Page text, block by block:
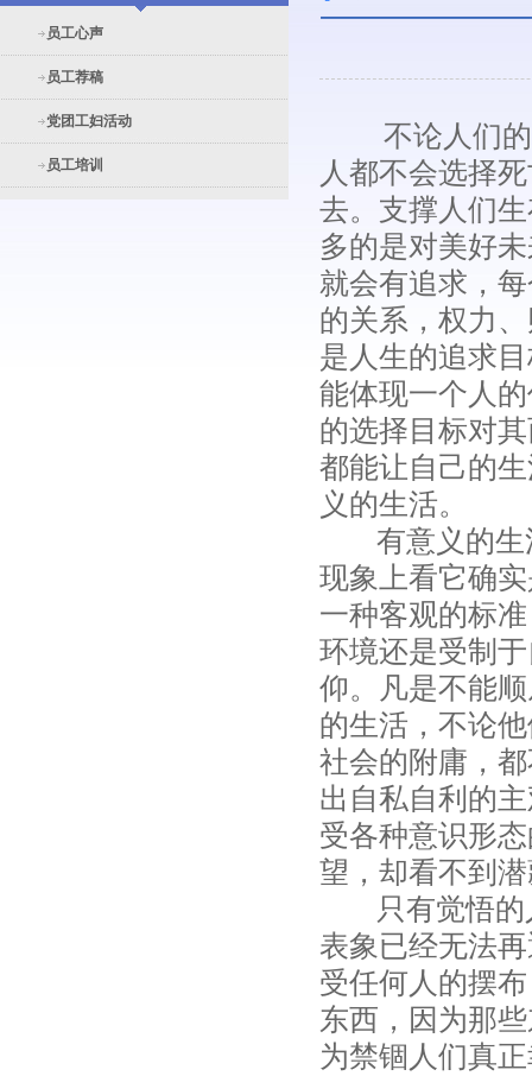
员工心声
员工荐稿
党团工妇活动
员工培训
不论人们的
人都不会选择
去。支撑人们
多的是对美好
就会有追求，
的关系，权力
是人生的追求
能体现一个人
的选择目标对
都能让自己的
义的生活。
有意义的生
现象上看它确
一种客观的标
环境还是受制
仰。凡是不能
的生活，不论
社会的附庸，
出自私自利的
受各种意识形
望，却看不到
只有觉悟的
表象已经无法
受任何人的摆
东西，因为那
为禁锢人们真